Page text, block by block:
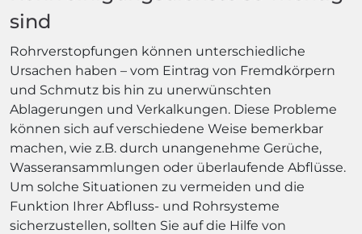
sind
Rohrverstopfungen können unterschiedliche
Ursachen haben – vom Eintrag von Fremdkörpern
und Schmutz bis hin zu unerwünschten
Ablagerungen und Verkalkungen. Diese Probleme
können sich auf verschiedene Weise bemerkbar
machen, wie z.B. durch unangenehme Gerüche,
Wasseransammlungen oder überlaufende Abflüsse.
Um solche Situationen zu vermeiden und die
Funktion Ihrer Abfluss- und Rohrsysteme
sicherzustellen, sollten Sie auf die Hilfe von